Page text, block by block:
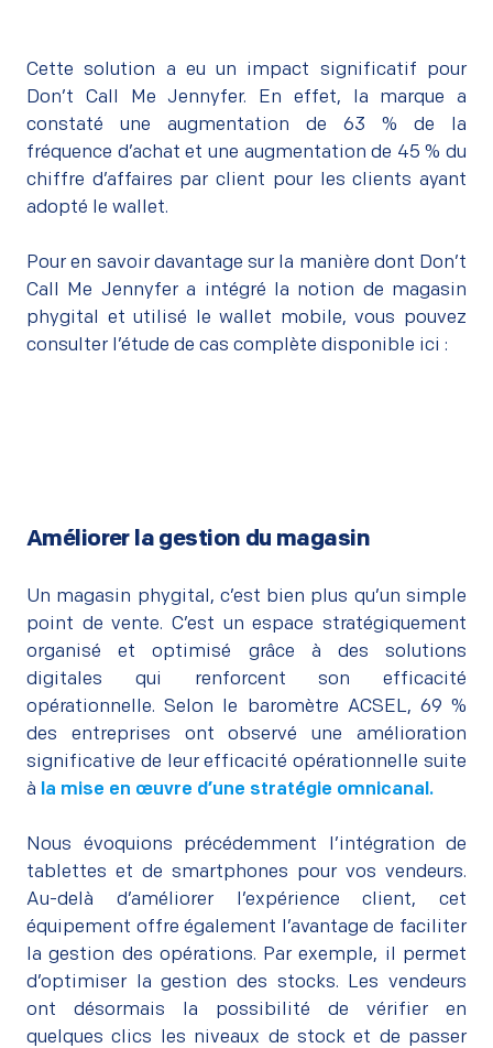
Cette solution a eu un impact significatif pour
Don’t Call Me Jennyfer. En effet, la marque a
constaté une augmentation de 63 % de la
fréquence d’achat et une augmentation de 45 % du
chiffre d’affaires par client pour les clients ayant
adopté le wallet.
Pour en savoir davantage sur la manière dont Don’t
Call Me Jennyfer a intégré la notion de magasin
phygital et utilisé le wallet mobile, vous pouvez
consulter l’étude de cas complète disponible ici :
Améliorer la gestion du magasin
Un magasin phygital, c’est bien plus qu’un simple
point de vente. C’est un espace stratégiquement
organisé et optimisé grâce à des solutions
digitales qui renforcent son efficacité
opérationnelle. Selon le baromètre ACSEL, 69 %
des entreprises ont observé une amélioration
significative de leur efficacité opérationnelle suite
à la mise en œuvre d’une stratégie omnicanal.
Nous évoquions précédemment l’intégration de
tablettes et de smartphones pour vos vendeurs.
Au-delà d’améliorer l’expérience client, cet
équipement offre également l’avantage de faciliter
la gestion des opérations. Par exemple, il permet
d’optimiser la gestion des stocks. Les vendeurs
ont désormais la possibilité de vérifier en
quelques clics les niveaux de stock et de passer